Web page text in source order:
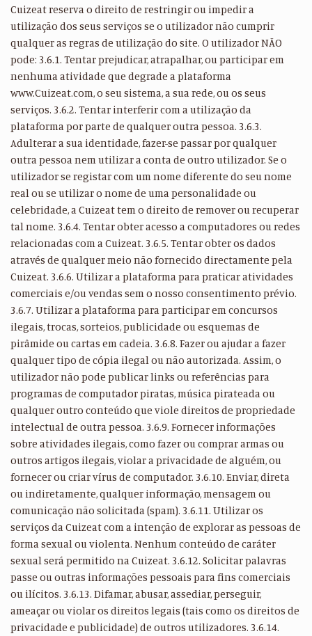
Cuizeat reserva o direito de restringir ou impedir a
utilização dos seus serviços se o utilizador não cumprir
qualquer as regras de utilização do site. O utilizador NÃO
pode: 3.6.1. Tentar prejudicar, atrapalhar, ou participar em
nenhuma atividade que degrade a plataforma
www.Cuizeat.com, o seu sistema, a sua rede, ou os seus
serviços. 3.6.2. Tentar interferir com a utilização da
plataforma por parte de qualquer outra pessoa. 3.6.3.
Adulterar a sua identidade, fazer-se passar por qualquer
outra pessoa nem utilizar a conta de outro utilizador. Se o
utilizador se registar com um nome diferente do seu nome
real ou se utilizar o nome de uma personalidade ou
celebridade, a Cuizeat tem o direito de remover ou recuperar
tal nome. 3.6.4. Tentar obter acesso a computadores ou redes
relacionadas com a Cuizeat. 3.6.5. Tentar obter os dados
através de qualquer meio não fornecido directamente pela
Cuizeat. 3.6.6. Utilizar a plataforma para praticar atividades
comerciais e/ou vendas sem o nosso consentimento prévio.
3.6.7. Utilizar a plataforma para participar em concursos
ilegais, trocas, sorteios, publicidade ou esquemas de
pirâmide ou cartas em cadeia. 3.6.8. Fazer ou ajudar a fazer
qualquer tipo de cópia ilegal ou não autorizada. Assim, o
utilizador não pode publicar links ou referências para
programas de computador piratas, música pirateada ou
qualquer outro conteúdo que viole direitos de propriedade
intelectual de outra pessoa. 3.6.9. Fornecer informações
sobre atividades ilegais, como fazer ou comprar armas ou
outros artigos ilegais, violar a privacidade de alguém, ou
fornecer ou criar vírus de computador. 3.6.10. Enviar, direta
ou indiretamente, qualquer informação, mensagem ou
comunicação não solicitada (spam). 3.6.11. Utilizar os
serviços da Cuizeat com a intenção de explorar as pessoas de
forma sexual ou violenta. Nenhum conteúdo de caráter
sexual será permitido na Cuizeat. 3.6.12. Solicitar palavras
passe ou outras informações pessoais para fins comerciais
ou ilícitos. 3.6.13. Difamar, abusar, assediar, perseguir,
ameaçar ou violar os direitos legais (tais como os direitos de
privacidade e publicidade) de outros utilizadores. 3.6.14.